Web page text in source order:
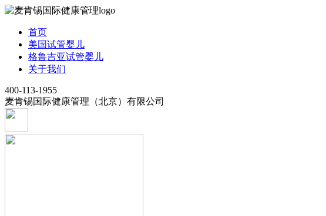
首页
美国试管婴儿
格鲁吉亚试管婴儿
关于我们
400-113-1955
麦肯锡国际健康管理（北京）有限公司